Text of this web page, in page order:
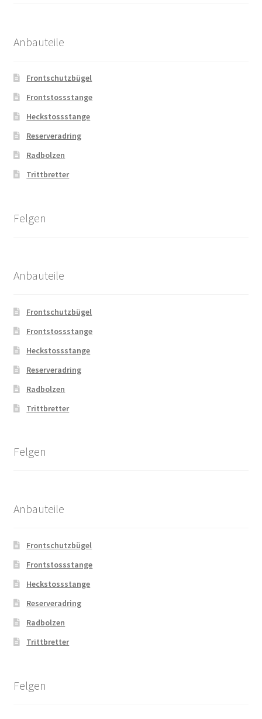
Anbauteile
Frontschutzbügel
Frontstossstange
Heckstossstange
Reserveradring
Radbolzen
Trittbretter
Felgen
Anbauteile
Frontschutzbügel
Frontstossstange
Heckstossstange
Reserveradring
Radbolzen
Trittbretter
Felgen
Anbauteile
Frontschutzbügel
Frontstossstange
Heckstossstange
Reserveradring
Radbolzen
Trittbretter
Felgen